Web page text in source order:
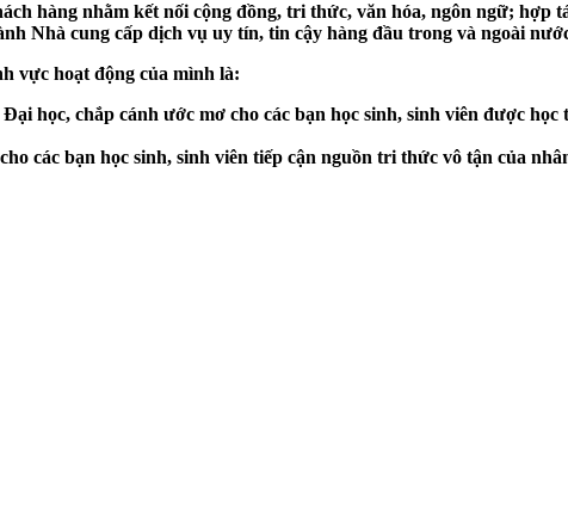
hàng nhằm kết nối cộng đồng, tri thức, văn hóa, ngôn ngữ; hợp
Nhà cung cấp dịch vụ uy tín, tin cậy hàng đầu trong và ngoài
vực hoạt động của mình là:
học, chắp cánh ước mơ cho các bạn học sinh, sinh viên được
các bạn học sinh, sinh viên tiếp cận nguồn tri thức vô tận của